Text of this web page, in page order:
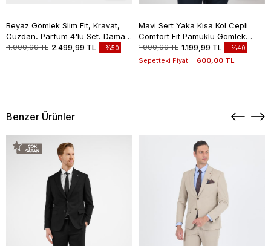
Beyaz Gömlek Slim Fit, Kravat,
Cüzdan, Parfüm 4'lü Set, Damat
Bohçası, Hediye Seti, Düğün Set
4.999,99 TL 2.499,99 TL %50
Mavi Sert Yaka Kısa Kol Cepli
Comfort Fit Pamuklu Gömlek
1004260258
1.999,99 TL 1.199,99 TL %40
Sepetteki Fiyatı: 600,00 TL
Benzer Ürünler